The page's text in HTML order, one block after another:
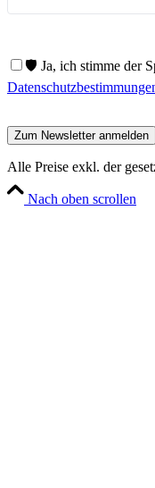
🛡️ Ja, ich stimme der
Alle Preise exkl. der
Nach oben scrollen